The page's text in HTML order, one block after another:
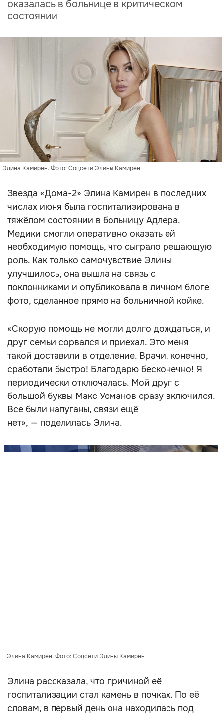
оказалась в больнице в критическом
состоянии
Элина Камирен. Фото: Соцсети Элины Камирен
Звезда «Дома-2» Элина Камирен в последних
числах июня была госпитализирована в
тяжёлом состоянии в больницу Адлера.
Медики смогли оперативно оказать ей
необходимую помощь, что сыграло решающую
роль. Как только самочувствие Элины
улучшилось, она вышла на связь с
поклонниками и опубликовала в личном блоге
фото, сделанное прямо на больничной койке.
«Скорую помощь не могли долго дождаться, и
друг семьи сорвался и приехал. Это меня
такой доставили в отделение. Врачи, конечно,
сработали быстро! Благодарю бесконечно! Я
периодически отключалась. Мой друг с
большой буквы Макс Усманов сразу включился.
Все были напуганы, связи ещё
нет», — поделилась Элина.
Элина Камирен. Фото: Соцсети Элины Камирен
Элина рассказала, что причиной её
госпитализации стал камень в почках. По её
словам, в первый день она находилась под